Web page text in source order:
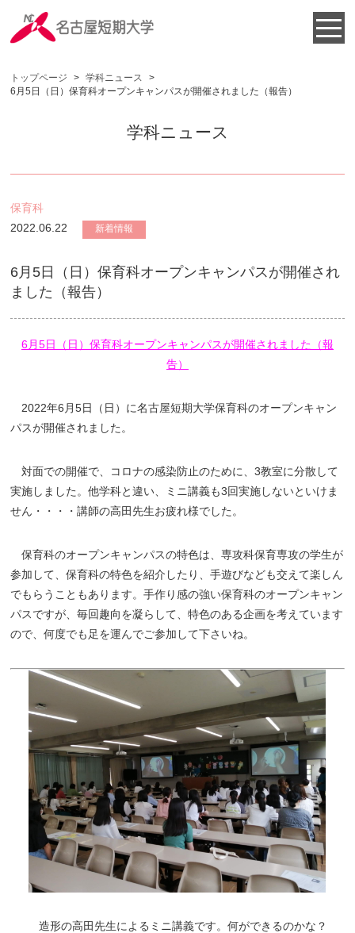
トップページ > 学科ニュース
>
6月5日（日）保育科オープンキャンパスが開催されました（報告）
学科ニュース
保育科
2022.06.22
新着情報
6月5日（日）保育科オープンキャンパスが開催され
ました（報告）
6月5日（日）保育科オープンキャンパスが開催されました（報
告）
2022年6月5日（日）に名古屋短期大学保育科のオープンキャン
パスが開催されました。
対面での開催で、コロナの感染防止のために、3教室に分散して
実施しました。他学科と違い、ミニ講義も3回実施しないといけま
せん・・・・講師の高田先生お疲れ様でした。
保育科のオープンキャンパスの特色は、専攻科保育専攻の学生が
参加して、保育科の特色を紹介したり、手遊びなども交えて楽しん
でもらうこともあります。手作り感の強い保育科のオープンキャン
パスですが、毎回趣向を凝らして、特色のある企画を考えています
ので、何度でも足を運んでご参加して下さいね。
造形の高田先生によるミニ講義です。何ができるのかな？